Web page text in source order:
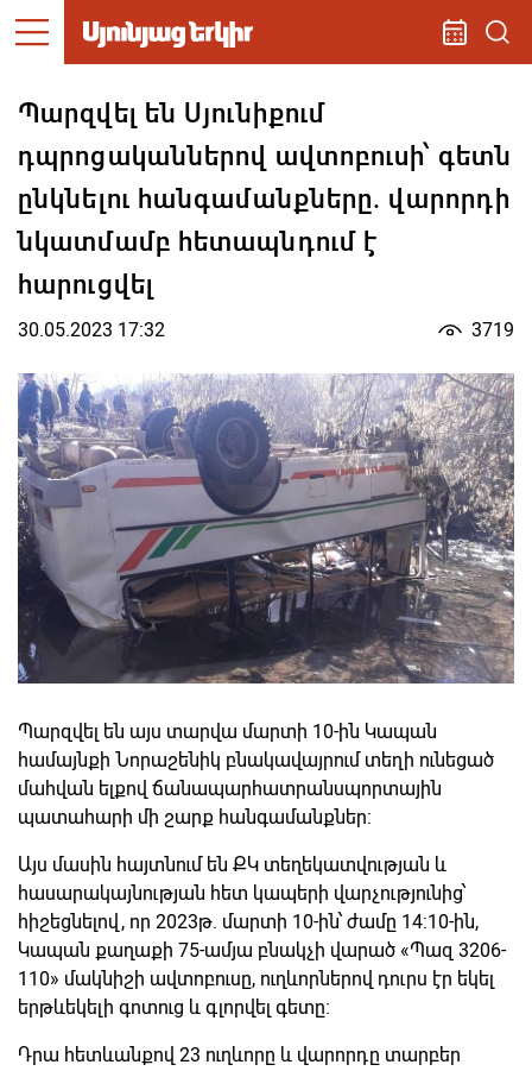
Պարզվել են Սյունիքում
դպրոցականներով ավտոբուսի՝ գետն
ընկնելու հանգամանքները. վարորդի
նկատմամբ հետապնդում է
հարուցվել
30.05.2023 17:32 3719
Պարզվել են այս տարվա մարտի 10-ին Կապան
համայնքի Նորաշենիկ բնակավայրում տեղի ունեցած
մահվան ելքով ճանապարհատրանսպորտային
պատահարի մի շարք հանգամանքներ:
Այս մասին հայտնում են ՔԿ տեղեկատվության և
հասարակայնության հետ կապերի վարչությունից՝
հիշեցնելով, որ 2023թ. մարտի 10-ին՝ ժամը 14:10-ին,
Կապան քաղաքի 75-ամյա բնակչի վարած «Պազ 3206-
110» մակնիշի ավտոբուսը, ուղևորներով դուրս էր եկել
երթևեկելի գոտուց և գլորվել գետը։
Դրա հետևանքով 23 ուղևորը և վարորդը տարբեր